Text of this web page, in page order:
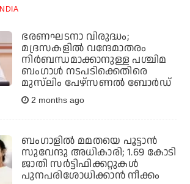
INDIA
ഭരണഘടനാ വിരുദ്ധം;
മദ്രസകളില്‍ വന്ദേമാതരം
നിര്‍ബന്ധമാക്കാനുള്ള പശ്ചിമ
ബംഗാള്‍ നടപടിക്കെതിരെ
മുസ്‌ലിം പേഴ്‌സണല്‍ ബോര്‍ഡ്‌
2 months ago
ബംഗാളില്‍ മമതയെ പൂട്ടാന്‍
സുവേന്ദു അധികാരി; 1.69 കോടി
ജാതി സര്‍ട്ടിഫിക്കറ്റുകള്‍
പുനപരിശോധിക്കാന്‍ നീക്കം